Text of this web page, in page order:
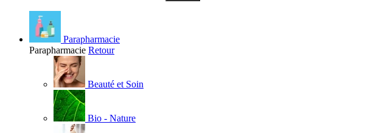
Parapharmacie
Parapharmacie Retour
Beauté et Soin
Bio - Nature